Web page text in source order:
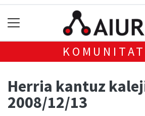
Herria kantuz
2008/12/13